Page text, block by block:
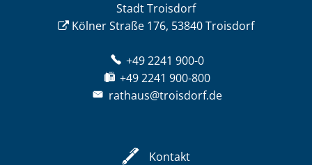
Stadt Troisdorf
Kölner Straße 176, 53840 Troisdorf
+49 2241 900-0
+49 2241 900-800
rathaus@troisdorf.de
Kontakt